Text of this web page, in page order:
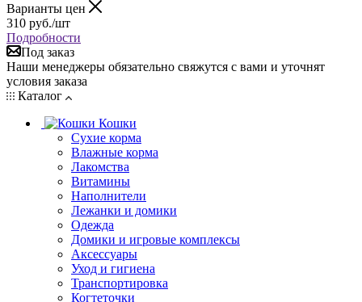
Варианты цен
310 руб./шт
Подробности
Под заказ
Наши менеджеры обязательно свяжутся с вами и уточнят
условия заказа
Каталог
Кошки
Сухие корма
Влажные корма
Лакомства
Витамины
Наполнители
Лежанки и домики
Одежда
Домики и игровые комплексы
Аксессуары
Уход и гигиена
Транспортировка
Когтеточки